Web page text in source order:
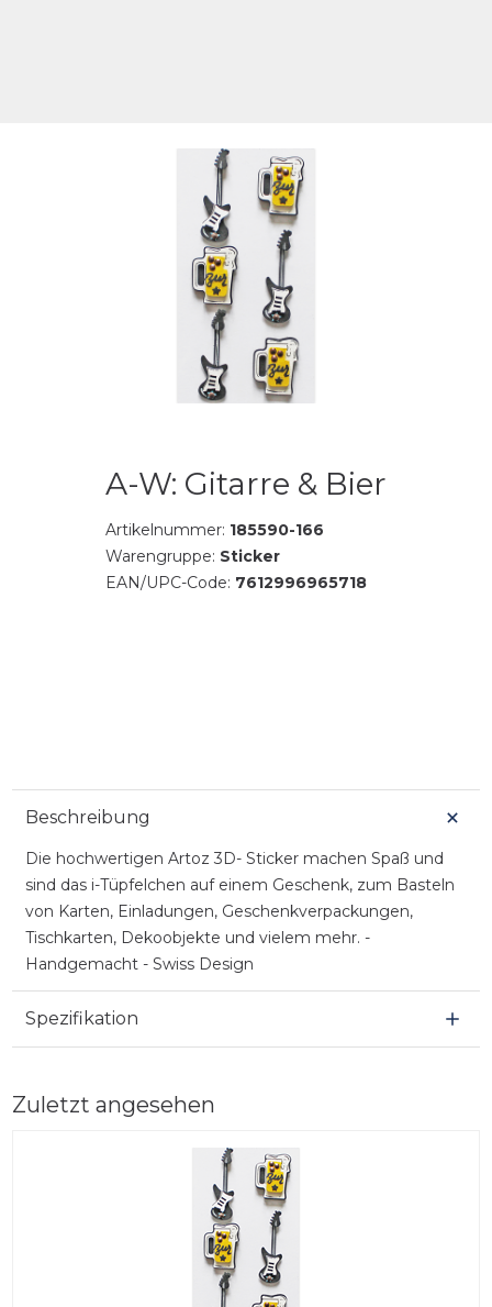
A-W: Gitarre & Bier
Artikelnummer: 185590-166
Warengruppe: Sticker
EAN/UPC-Code: 7612996965718
Beschreibung
Die hochwertigen Artoz 3D- Sticker machen Spaß und
sind das i-Tüpfelchen auf einem Geschenk, zum Basteln
von Karten, Einladungen, Geschenkverpackungen,
Tischkarten, Dekoobjekte und vielem mehr. -
Handgemacht - Swiss Design
Spezifikation
Zuletzt angesehen